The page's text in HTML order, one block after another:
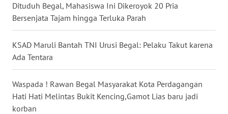
Dituduh Begal, Mahasiswa Ini Dikeroyok 20 Pria
Bersenjata Tajam hingga Terluka Parah
KSAD Maruli Bantah TNI Urusi Begal: Pelaku Takut karena
Ada Tentara
Waspada ! Rawan Begal Masyarakat Kota Perdagangan
Hati Hati Melintas Bukit Kencing,Gamot Lias baru jadi
korban
WN
BENGKULU
LAMPUNG
WN
JATENG